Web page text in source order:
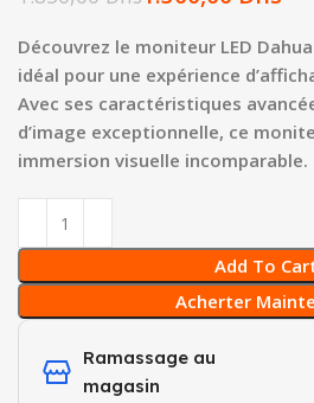
Découvrez le moniteur LED
idéal pour une expérience
Avec ses caractéristiques
d’image exceptionnelle, ce
immersion visuelle incomparable.
Add To
Acherter
Ramassage au
magasin